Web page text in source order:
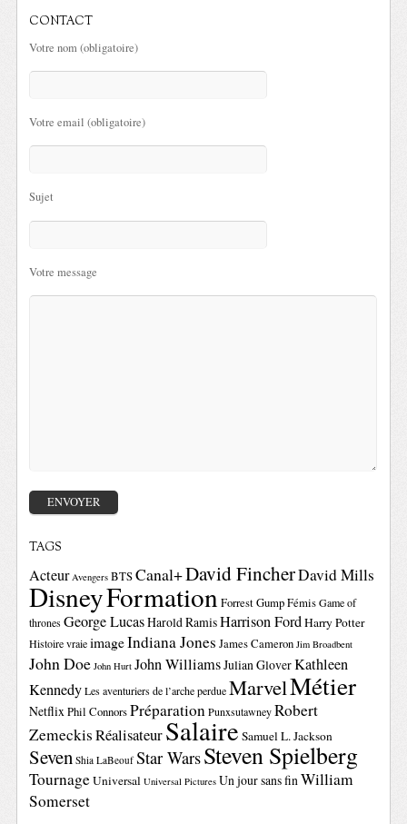
CONTACT
Votre nom (obligatoire)
Votre email (obligatoire)
Sujet
Votre message
TAGS
Acteur Avengers BTSCanal+David FincherDavid Mills
DisneyFormationForrest GumpFémis Game of
thrones George LucasHarold RamisHarrison FordHarry Potter
Histoire vraie imageIndiana Jones James Cameron Jim Broadbent
John Doe John Hurt John WilliamsJulian GloverKathleen
Kennedy Les aventuriers de l’arche perdue MarvelMétier
NetflixPhil ConnorsPréparation Punxsutawney Robert
ZemeckisRéalisateurSalaire Samuel L. Jackson
Seven Shia LaBeouf Star WarsSteven Spielberg
TournageUniversal Universal Pictures Un jour sans finWilliam
Somerset